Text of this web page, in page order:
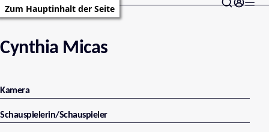
Zum Hauptinhalt der Seite
Cynthia Micas
Kamera
Schauspielerin/Schauspieler